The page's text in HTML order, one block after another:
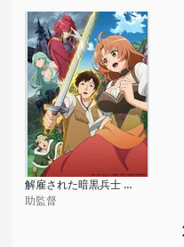
解雇された暗黒兵士 (30代) のスローなセカンドライフ
助監督